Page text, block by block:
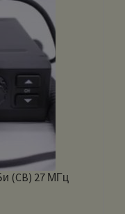
(CB) 27 МГц